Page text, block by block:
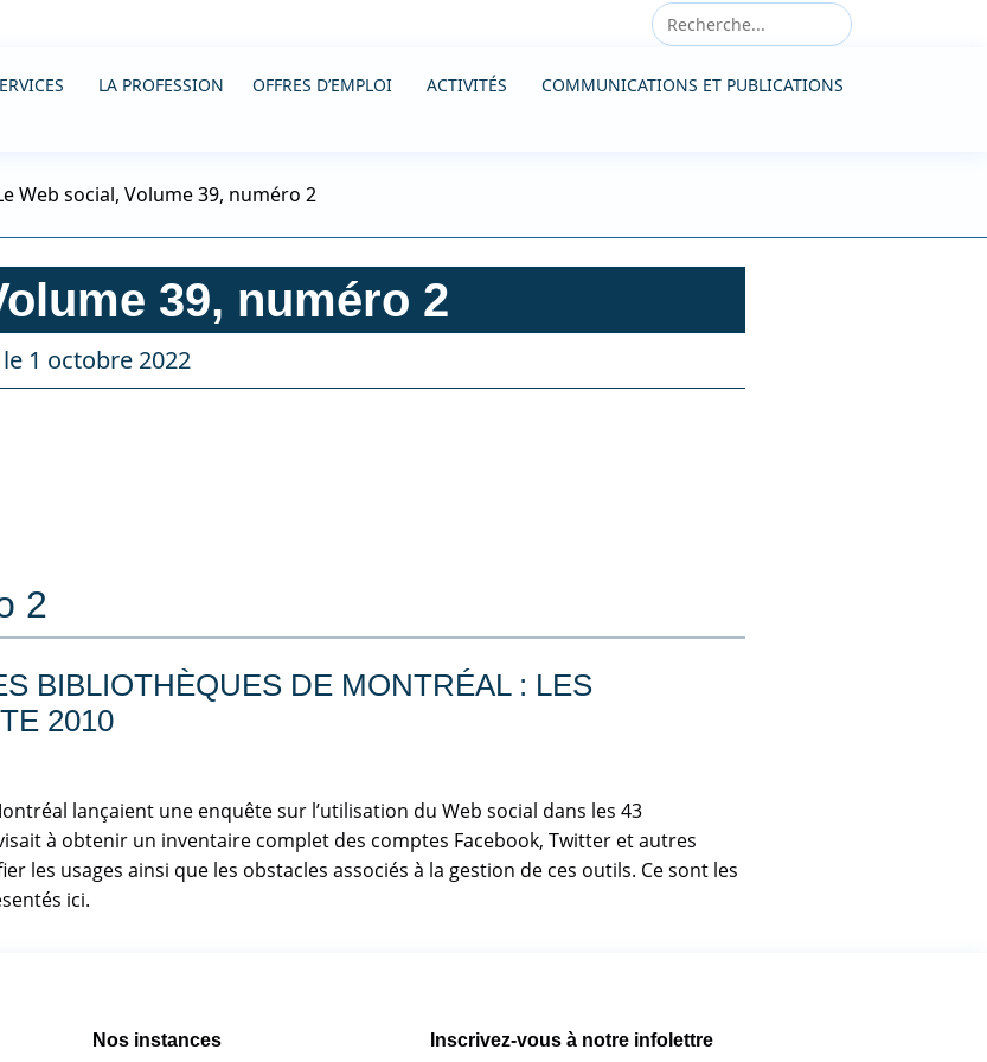
LA PROFESSION OFFRES D’EMPLOI ACTIVITÉS COMMUNICATIONS ET PUBLICATIONS
Web social, Volume 39, numéro 2
39, numéro 2
1 octobre 2022
2
BIBLIOTHÈQUES DE MONTRÉAL : LES
2010
lançaient une enquête sur l’utilisation du Web social dans les 43
à obtenir un inventaire complet des comptes Facebook, Twitter et autres
les usages ainsi que les obstacles associés à la gestion de ces outils. Ce sont les
ici.
Inscrivez-vous à notre infolettre
Nos instances